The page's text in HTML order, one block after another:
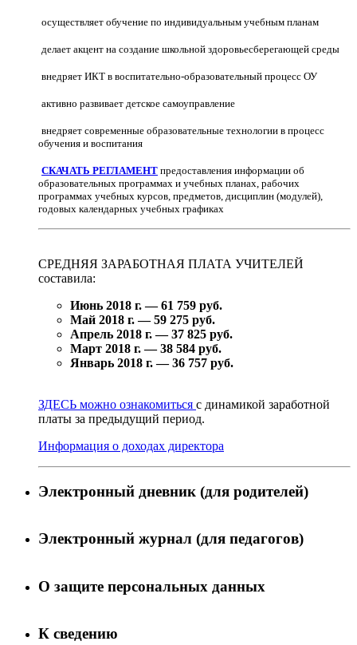
осуществляет обучение по индивидуальным учебным планам
делает акцент на создание школьной здоровьесберегающей среды
внедряет ИКТ в воспитательно-образовательный процесс ОУ
активно развивает детское самоуправление
внедряет современные образовательные технологии в процесс
обучения и воспитания
СКАЧАТЬ РЕГЛАМЕНТ предоставления информации об
образовательных программах и учебных планах, рабочих
программах учебных курсов, предметов, дисциплин (модулей),
годовых календарных учебных графиках
СРЕДНЯЯ ЗАРАБОТНАЯ ПЛАТА УЧИТЕЛЕЙ
составила:
Июнь 2018 г. — 61 759 руб.
Май 2018 г. — 59 275 руб.
Апрель 2018 г. — 37 825 руб.
Март 2018 г. — 38 584 руб.
Январь 2018 г. — 36 757 руб.
ЗДЕСЬ можно ознакомиться с динамикой заработной
платы за предыдущий период.
Информация о доходах директора
Электронный дневник (для родителей)
Электронный журнал (для педагогов)
О защите персональных данных
К сведению